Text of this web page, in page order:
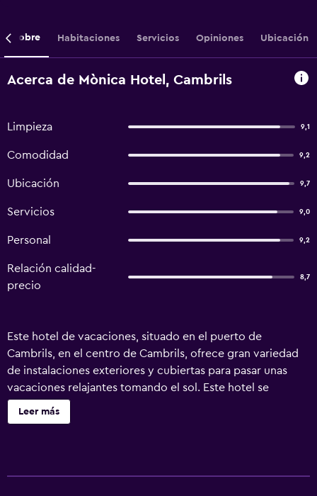
Sobre Habitaciones Servicios Opiniones Ubicación
Acerca de Mònica Hotel, Cambrils
Limpieza 9,1
Comodidad 9,2
Ubicación 9,7
Servicios 9,0
Personal 9,2
Relación calidad-
precio
8,7
Este hotel de vacaciones, situado en el puerto de
Cambrils, en el centro de Cambrils, ofrece gran variedad
de instalaciones exteriores y cubiertas para pasar unas
vacaciones relajantes tomando el sol. Este hotel se
encuentra a solo 100 metros de la playa y del puerto de
Cambrils y alberga una piscina al aire libre rodeada de
Leer más